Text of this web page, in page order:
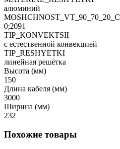
алюминий
MOSHCHNOST_VT_90_70_20_C
0;2091
TIP_KONVEKTSII
с естественной конвекцией
TIP_RESHYETKI
линейная решётка
Высота (мм)
150
Длина кабеля (мм)
3000
Ширина (мм)
232
Похожие товары